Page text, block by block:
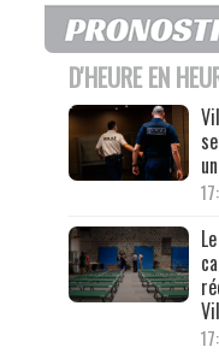
D'HEURE EN